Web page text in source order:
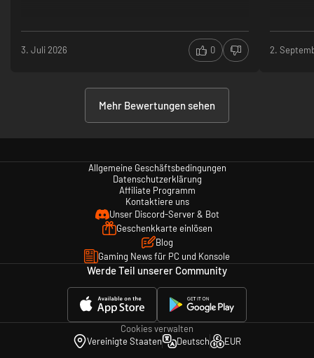
3. Juli 2026 0 2.
Mehr Bewertungen sehen
Allgemeine Geschäftsbedingungen
Datenschutzerklärung
Affiliate Programm
Kontaktiere uns
Unser Discord-Server & Bot
Geschenkkarte einlösen
Blog
Gaming News für PC und Konsole
Werde Teil unserer Community
Cookies verwalten
Vereinigte Staaten
Deutsch EUR